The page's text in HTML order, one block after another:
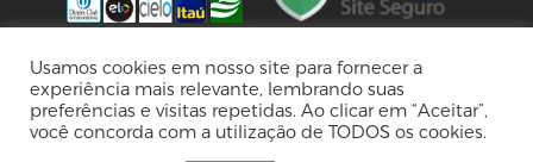
© 2026 Lojas Pinguim
Tecnologia Virtuaria
Usamos cookies em nosso site para fornecer a
experiência mais relevante, lembrando suas
preferências e visitas repetidas. Ao clicar em “Aceitar”,
você concorda com a utilização de TODOS os cookies.